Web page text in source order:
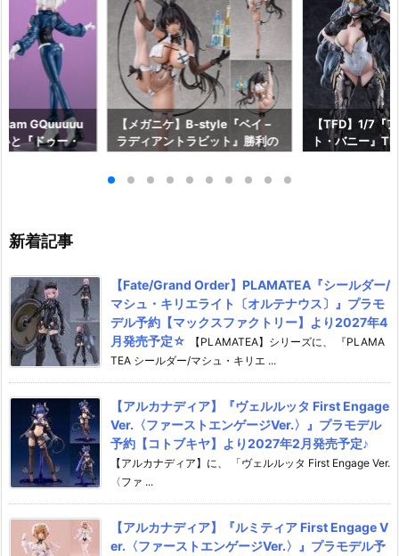
GQuuuuu
と『ドゥー・
【メガニケ】B-style『ベイ –
ラディアントラビット』勝利の
約【フリーイング】より2026
【TFD】1/7『
ト・バニー』
新着記事
【Fate/Grand Order】PLAMATEA『シールダー/
マシュ・キリエライト〔オルテナウス〕』プラモ
デル予約【マックスファクトリー】より2027年4
月発売予定☆
【PLAMATEA】シリーズに、 『PLAMA
TEA シールダー/マシュ・キリエ ...
【アルカナディア】『ヴェルルッタ First Engage
Ver.〈ファーストエンゲージVer.〉』プラモデル
予約【コトブキヤ】より2027年2月発売予定♪
【アルカナディア】に、 「ヴェルルッタ First Engage Ver.
〈ファ ...
【アルカナディア】『ルミティア First Engage V
er.〈ファーストエンゲージVer.〉』プラモデル予